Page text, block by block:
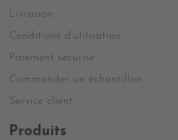
Livraison
Conditions d'utilisation
Paiement sécurisé
Commander un échantillon
Service client
Produits